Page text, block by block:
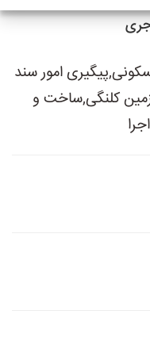
امور سند
کلنگی,ساخت و